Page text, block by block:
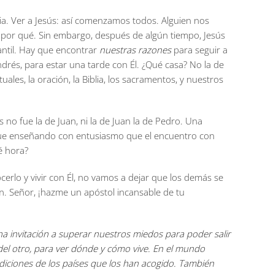
Ver a Jesús: así comenzamos todos. Alguien nos
qué. Sin embargo, después de algún tiempo, Jesús
Hay que encontrar nuestras razonespara seguir a
para estar una tarde con Él. ¿Qué casa? No la de
la oración, la Biblia, los sacramentos, y nuestros
fue la de Juan, ni la de Juan la de Pedro. Una
enseñando con entusiasmo que el encuentro con
hora?
y vivir con Él, no vamos a dejar que los demás se
Señor, ¡hazme un apóstol incansable de tu
invitación a superar nuestros miedos para poder salir
otro, para ver dónde y cómo vive. En el mundo
de los países que los han acogido. También